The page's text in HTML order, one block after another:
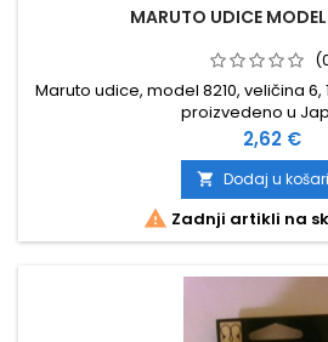
MARUTO UDICE
Maruto udice, model 8210, veličina
proizvedeno u
Cijena
2,62 €
 Dodaj u
 Zadnji artikli na